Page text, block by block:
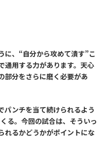
に、“自分から攻めて潰す”こ
通用する力があります。天心
部分をさらに磨く必要があ
パンチを当て続けられるよう
る。今回の試合は、そういっ
れるかどうかがポイントにな